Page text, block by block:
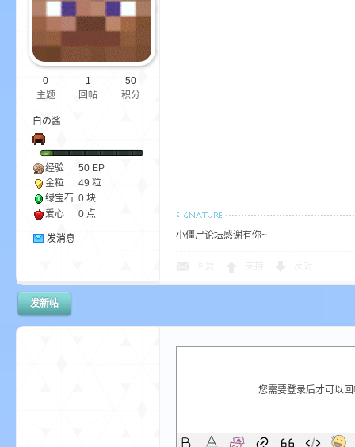
、
0
主题
1
回帖
50
积分
白の酱
经验 50 EP
金粒
49 粒
绿宝石 0 块
爱心
0 点
发消息 小僵尸论坛感谢有你~
发新帖
您需要登录后才可以